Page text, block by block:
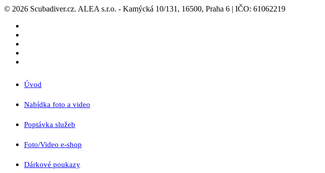
© 2026 Scubadiver.cz. ALEA s.r.o. - Kamýcká 10/131, 16500, Praha 6 | IČO: 61062219
Menu
Úvod
Nabídka foto a video
Poptávka služeb
Foto/Video e-shop
Dárkové poukazy